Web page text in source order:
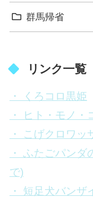
群馬帰省
リンク一覧
・ くろコロ黒姫
・ ヒト・モノ
・ こげクロワッ
・ ふたごパン
で)
・ 短足犬バンザ